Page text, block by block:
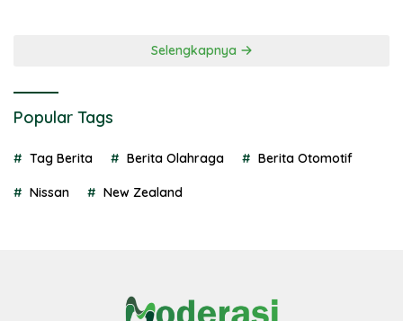
Selengkapnya
Popular Tags
Tag Berita Berita Olahraga Berita Otomotif
Nissan New Zealand